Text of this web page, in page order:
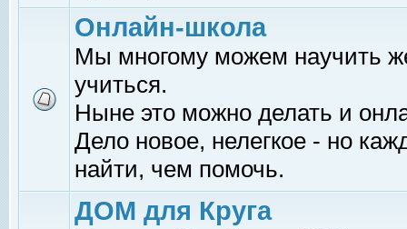
Онлайн-школа
Мы многому можем научить
учиться.
Ныне это можно делать и
Дело новое, нелегкое - но
найти, чем помочь.
ДОМ для Круга